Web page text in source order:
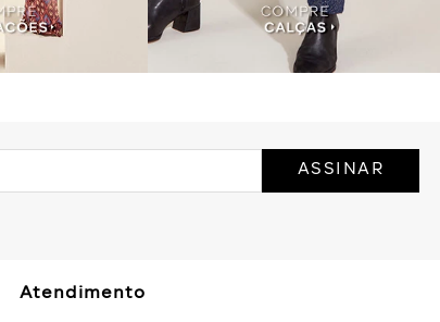
ASSINAR
Atendimento